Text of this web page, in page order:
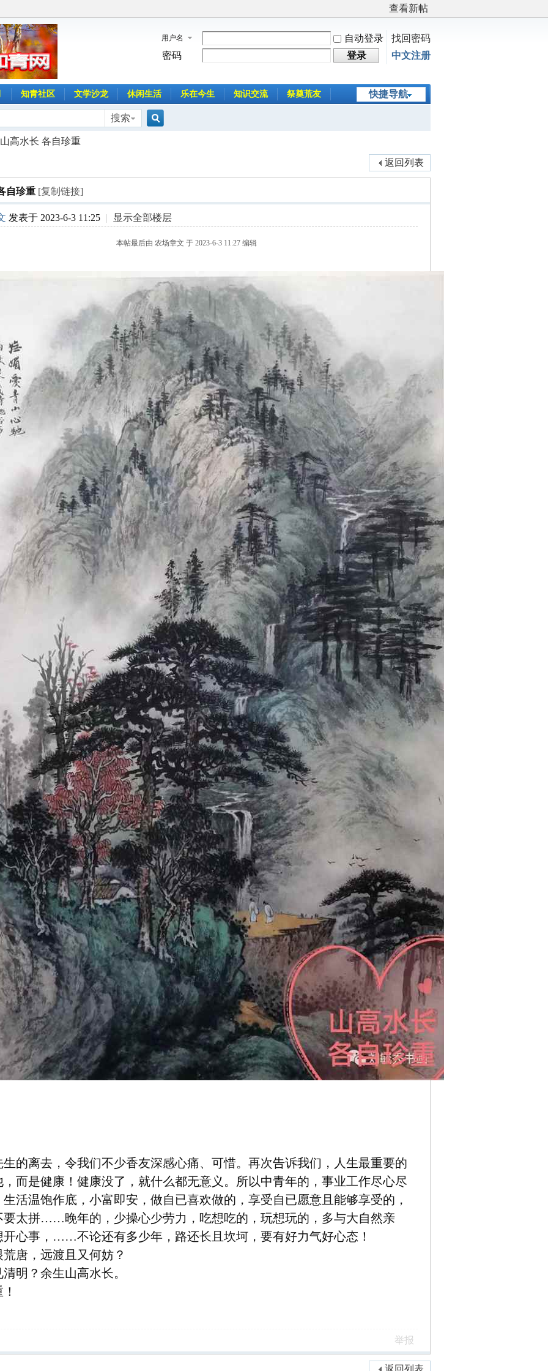
查看新帖
用户名 自动登录
找回密码
密码
登录 中文注册
快捷导航
知青社区 文学沙龙 休闲生活 乐在今生 知识交流 祭奠荒友
搜索
山高水长 各自珍重
返回列表
自珍重 [复制链接]
发表于 2023-6-3 11:25 | 显示全部楼层
本帖最后由 农场章文 于 2023-6-3 11:27 编辑
生的离去，令我们不少香友深感心痛、可惜。再次告诉我们，人生最重要的
，而是健康！健康没了，就什么都无意义。所以中青年的，事业工作尽心尽
活温饱作底，小富即安，做自已喜欢做的，享受自已愿意且能够享受的，
要太拼……晚年的，少操心少劳力，吃想吃的，玩想玩的，多与大自然亲
开心事，……不论还有多少年，路还长且坎坷，要有好力气好心态！
唐，远渡且又何妨？
明？余生山高水长。
举报
返回列表